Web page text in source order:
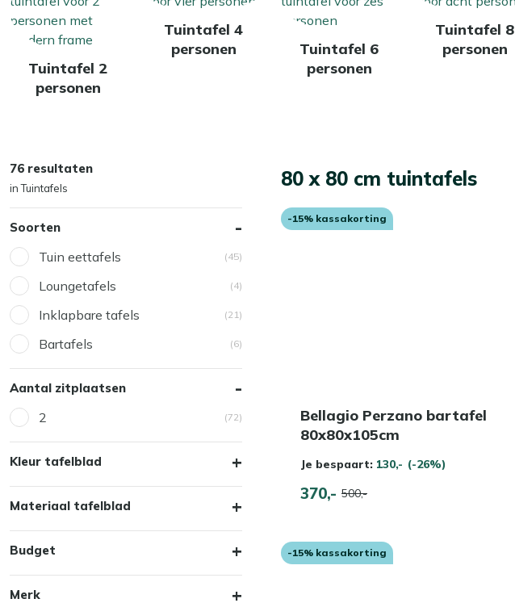
Tuintafel 2
personen
Tuintafel 4
personen
Tuintafel 6
personen
Tuintafel 8
personen
76 resultaten
in Tuintafels
Soorten
Tuin eettafels (45)
Loungetafels (4)
Inklapbare tafels (21)
Bartafels (6)
Aantal zitplaatsen
2 (72)
Kleur tafelblad
Materiaal tafelblad
Budget
Merk
80 x 80 cm tuintafels
-15% kassakorting
Bellagio Perzano bartafel
80x80x105cm
Je bespaart: 130,- (-26%)
370,- 500,-
-15% kassakorting